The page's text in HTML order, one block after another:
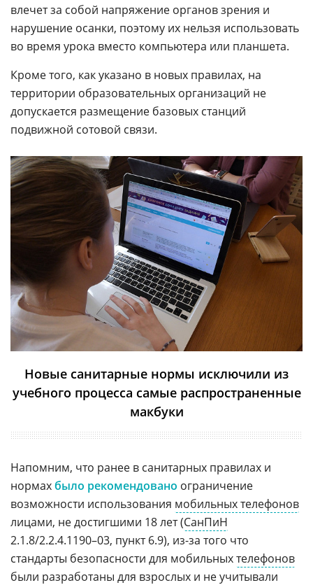
влечет за собой напряжение органов зрения и
нарушение осанки, поэтому их нельзя использовать
во время урока вместо компьютера или планшета.
Кроме того, как указано в новых правилах, на
территории образовательных организаций не
допускается размещение базовых станций
подвижной сотовой связи.
Новые санитарные нормы исключили из
учебного процесса самые распространенные
макбуки
Напомним, что ранее в санитарных правилах и
нормахбыло рекомендовано ограничение
возможности использования мобильных телефонов
лицами, не достигшими 18 лет (СанПиН
2.1.8/2.2.4.1190–03, пункт 6.9), из-за того что
стандарты безопасности для мобильныхтелефонов
были разработаны для взрослых и не учитывали